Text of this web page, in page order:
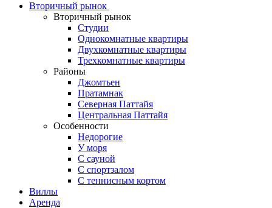
Вторичный рынок
Вторичный рынок
Студии
Однокомнатные квартиры
Двухкомнатные квартиры
Трехкомнатные квартиры
Районы
Джомтьен
Пратамнак
Северная Паттайя
Центральная Паттайя
Особенности
Недорогие
У моря
С сауной
С спортзалом
С теннисным кортом
Виллы
Аренда